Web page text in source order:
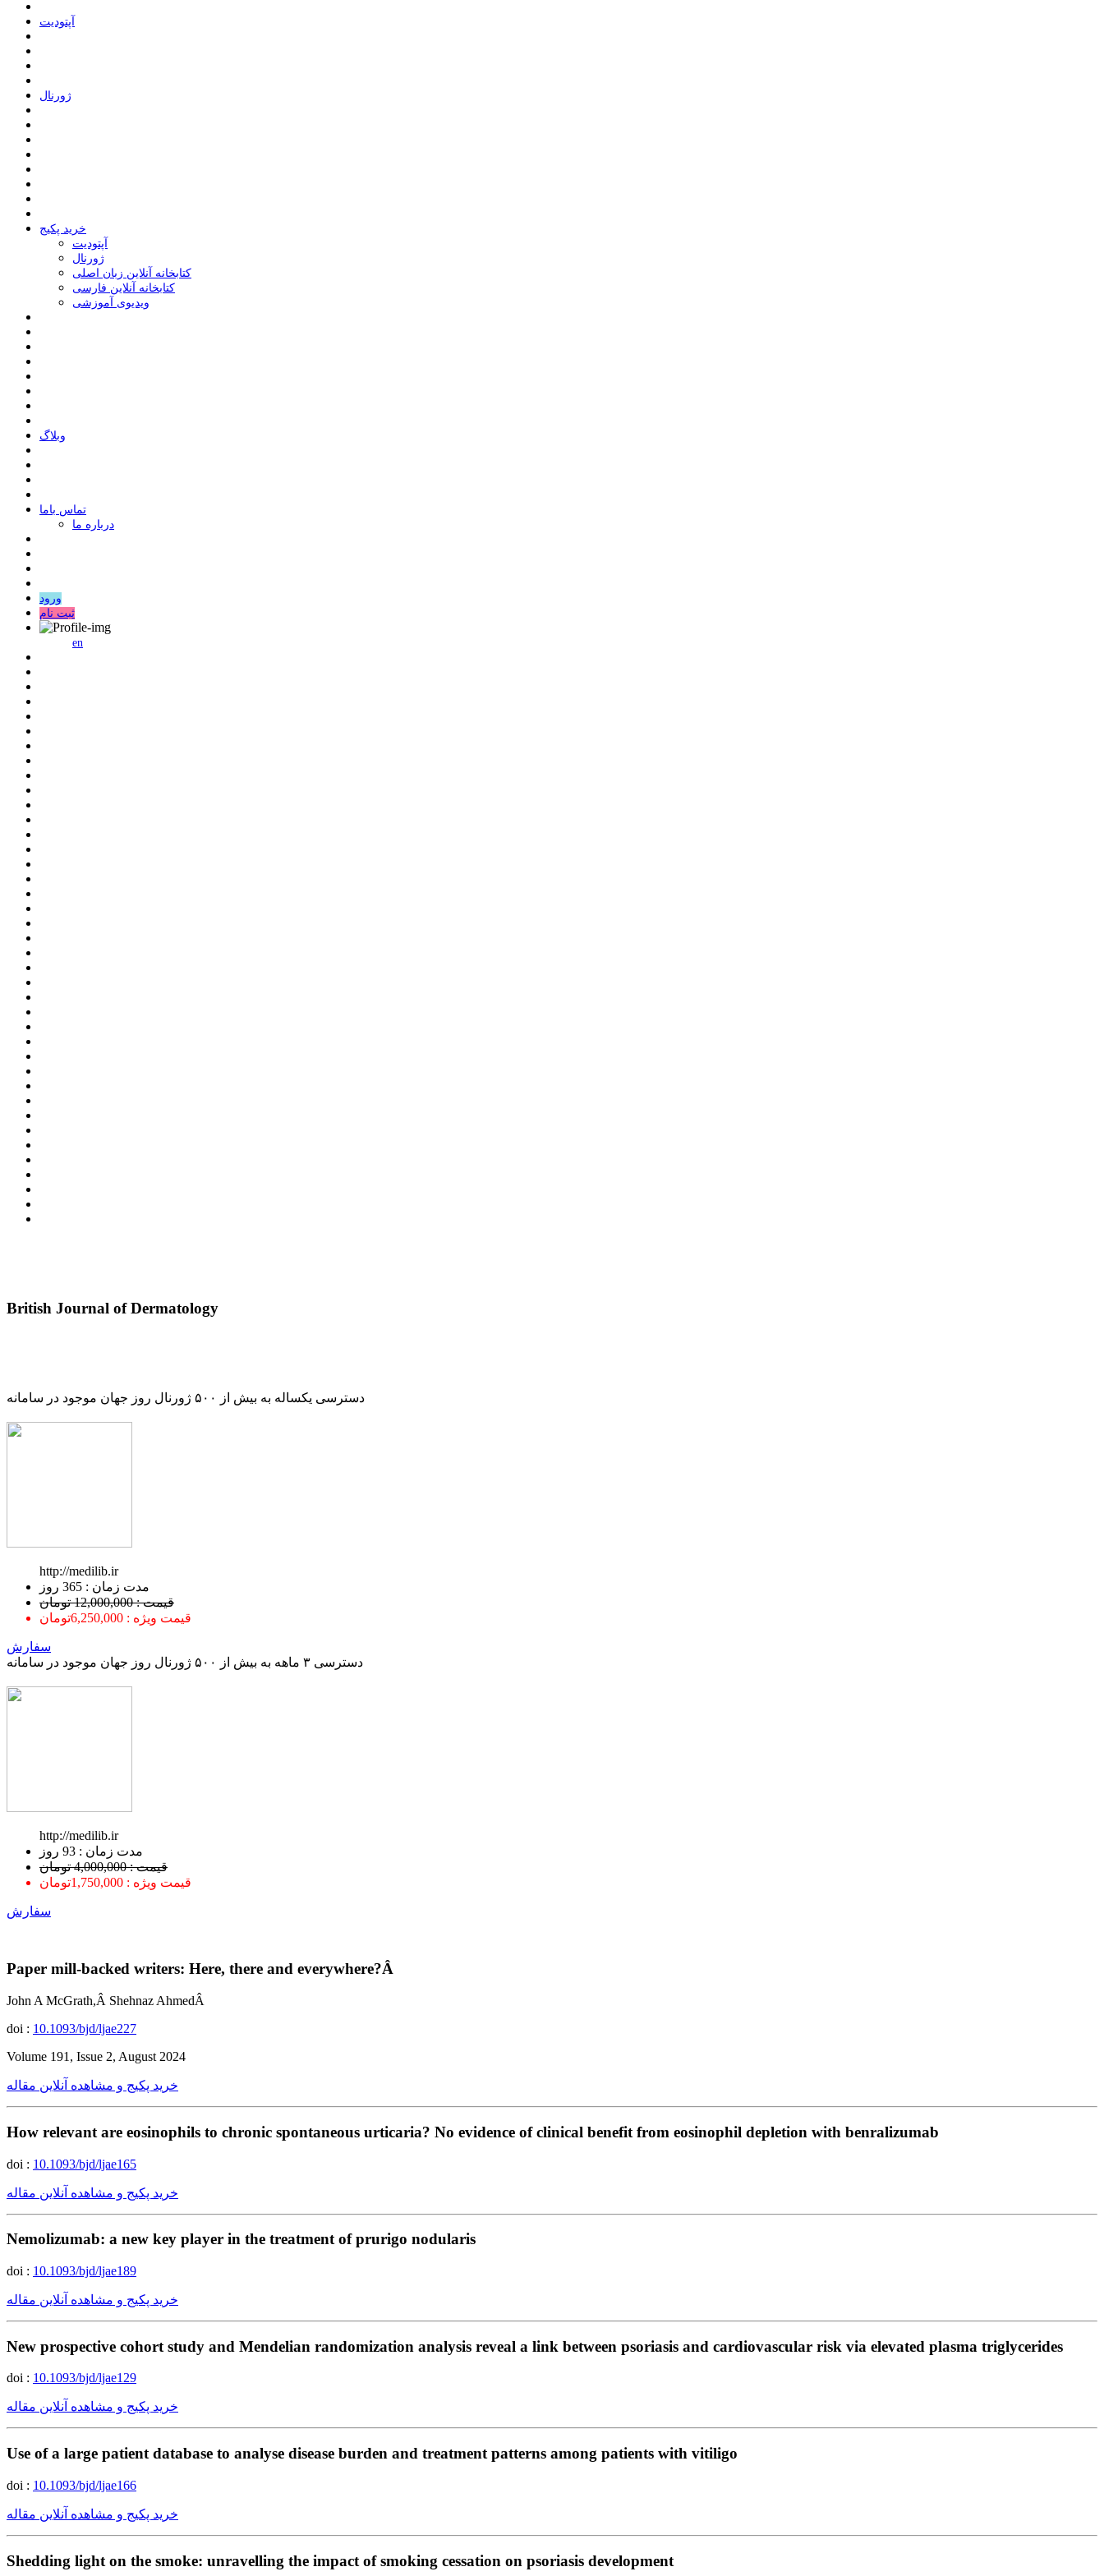
ﺁﭘﺘﻮﺩﯾﺖ
ﮊﻭﺭﻧﺎﻝ
خرید پکیج
ﺁﭘﺘﻮﺩﯾﺖ
ﮊﻭﺭﻧﺎﻝ
کتابخانه آنلاین زبان اصلی
کتابخانه آنلاین فارسی
ویدیوی آموزشی
وبلاگ
ﺗﻤﺎﺱ ﺑﺎﻣﺎ
درباره ما
ورود
ثبت نام
en
British Journal of Dermatology
دسترسی یکساله به بیش از ۵۰۰ ژورنال روز جهان موجود در سامانه
http://medilib.ir
ﻣﺪﺕ ﺯﻣﺎﻥ : 365 ﺭﻭﺯ
قیمت : 12,000,000 تومان
قیمت ویژه : 6,250,000تومان
سفارش
دسترسی ۳ ماهه به بیش از ۵۰۰ ژورنال روز جهان موجود در سامانه
http://medilib.ir
ﻣﺪﺕ ﺯﻣﺎﻥ : 93 ﺭﻭﺯ
قیمت : 4,000,000 تومان
قیمت ویژه : 1,750,000تومان
سفارش
Paper mill-backed writers: Here, there and everywhere?Â
John A McGrath,Â Shehnaz AhmedÂ
doi : 10.1093/bjd/ljae227
Volume 191, Issue 2, August 2024
خرید پکیج و مشاهده آنلاین مقاله
How relevant are eosinophils to chronic spontaneous urticaria? No evidence of clinical benefit from eosinophil depletion with benralizumab
doi : 10.1093/bjd/ljae165
خرید پکیج و مشاهده آنلاین مقاله
Nemolizumab: a new key player in the treatment of prurigo nodularis
doi : 10.1093/bjd/ljae189
خرید پکیج و مشاهده آنلاین مقاله
New prospective cohort study and Mendelian randomization analysis reveal a link between psoriasis and cardiovascular risk via elevated plasma triglycerides
doi : 10.1093/bjd/ljae129
خرید پکیج و مشاهده آنلاین مقاله
Use of a large patient database to analyse disease burden and treatment patterns among patients with vitiligo
doi : 10.1093/bjd/ljae166
خرید پکیج و مشاهده آنلاین مقاله
Shedding light on the smoke: unravelling the impact of smoking cessation on psoriasis development